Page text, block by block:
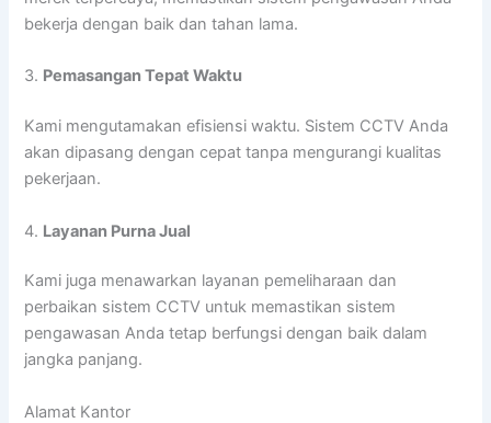
bekerja dengan baik dan tahan lama.
3. Pemasangan Tepat Waktu
Kami mengutamakan efisiensi waktu. Sistem CCTV Anda
akan dipasang dengan cepat tanpa mengurangi kualitas
pekerjaan.
4. Layanan Purna Jual
Kami juga menawarkan layanan pemeliharaan dan
perbaikan sistem CCTV untuk memastikan sistem
pengawasan Anda tetap berfungsi dengan baik dalam
jangka panjang.
Alamat Kantor